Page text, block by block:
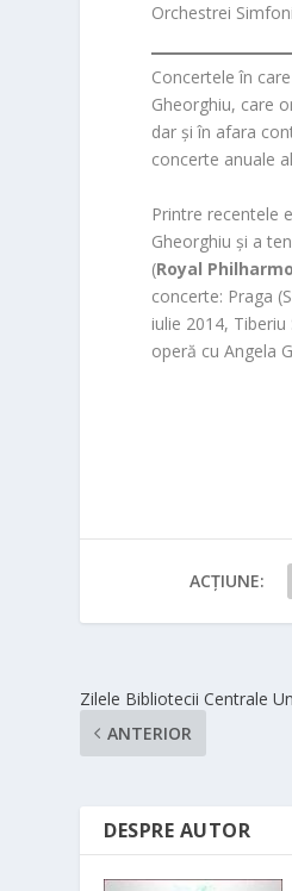
Orchestrei
Concertele în
Gheorghiu, care
dar și în afara
concerte anuale
Printre recentele
Gheorghiu și a
(Royal
concerte: Praga
iulie 2014,
operă cu Angela
ACȚIUNE:
Zilele Bibliotecii Centrale
ANTERIOR
DESPRE AUTOR